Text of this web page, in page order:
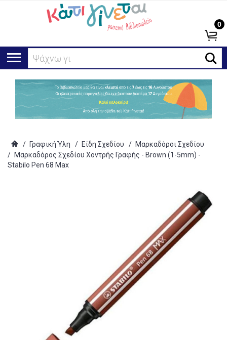
Ψάχνω για...
0
/ Γραφική Ύλη / Είδη Σχεδίου / Μαρκαδόροι Σχεδίου
/ Μαρκαδόρος Σχεδίου Χοντρής Γραφής - Brown (1-5mm) -
Stabilo Pen 68 Max